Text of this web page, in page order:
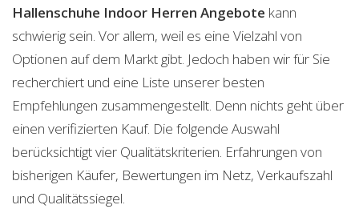
Hallenschuhe Indoor Herren Angebote kann
schwierig sein. Vor allem, weil es eine Vielzahl von
Optionen auf dem Markt gibt. Jedoch haben wir für Sie
recherchiert und eine Liste unserer besten
Empfehlungen zusammengestellt. Denn nichts geht über
einen verifizierten Kauf. Die folgende Auswahl
berücksichtigt vier Qualitätskriterien. Erfahrungen von
bisherigen Käufer, Bewertungen im Netz, Verkaufszahl
und Qualitätssiegel.